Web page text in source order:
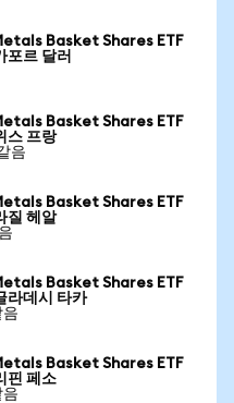
Basket Shares ETF
르 달러
Basket Shares ETF
스 프랑
음
Basket Shares ETF
질 헤알
Basket Shares ETF
데시 타카
음
Basket Shares ETF
핀 페소
음